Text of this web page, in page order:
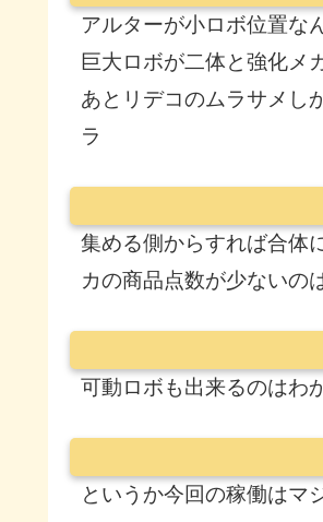
アルターが小ロボ位置な
巨大ロボが二体と強化メ
あとリデコのムラサメし
ラ
集める側からすれば合体
カの商品点数が少ないの
可動ロボも出来るのはわ
というか今回の稼働はマ